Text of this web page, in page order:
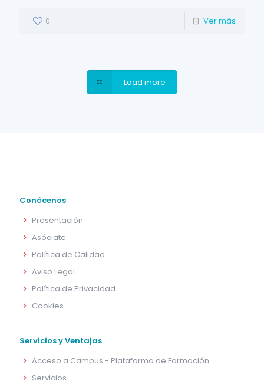
0 Ver más
Load more
Conócenos
Presentación
Asóciate
Política de Calidad
Aviso Legal
Política de Privacidad
Cookies
Servicios y Ventajas
Acceso a Campus - Plataforma de Formación
Servicios